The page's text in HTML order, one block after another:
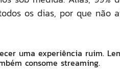
os dias, por que não
uma experiência ruim.
consome streaming.